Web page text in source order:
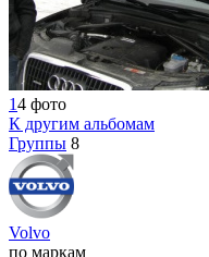
14 фото
К другим альбомам
Группы 8
Volvo
по маркам